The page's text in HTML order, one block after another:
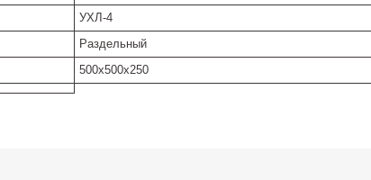
УХЛ-4
Раздельный
500х500х250